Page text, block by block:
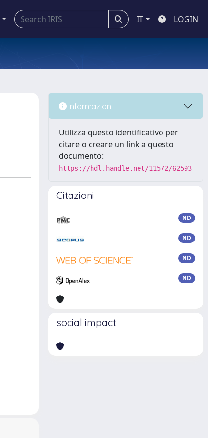
IT LOGIN
Informazioni
Utilizza questo identificativo per
citare o creare un link a questo
documento:
https://hdl.handle.net/11572/62593
Citazioni
ND
ND
ND
ND
social impact